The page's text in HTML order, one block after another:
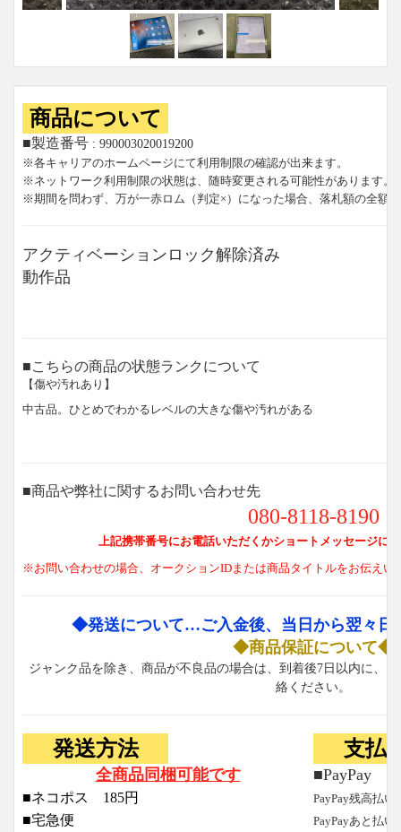
商品について
■製造番号 : 990003020019200
※各キャリアのホームページにて利用制限の確認が出来ます。
※ネットワーク利用制限の状態は、随時変更される可能性があります。
※期間を問わず、万が一赤ロム（判定×）になった場合、落札額の全額
アクティベーションロック解除済み
動作品
■こちらの商品の状態ランクについて
【傷や汚れあり】
中古品。ひとめでわかるレベルの大きな傷や汚れがある
■商品や弊社に関するお問い合わせ先
080-8118-8190
上記携帯番号にお電話いただくかショートメッセージに
※お問い合わせの場合、オークションIDまたは商品タイトルをお伝えい
◆発送について…ご入金後、当日から翌々日
◆商品保証について◆
ジャンク品を除き、商品が不良品の場合は、到着後7日以内に、
絡ください。
発送方法
全商品同梱可能です
■ネコポス 185円
■宅急便
支払
■PayPay
PayPay残高払い
PayPayあと払い